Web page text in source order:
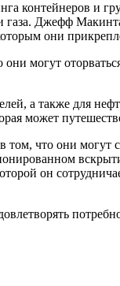
контейнеров и
Джефф
они
могут
а также для
может
что они
он